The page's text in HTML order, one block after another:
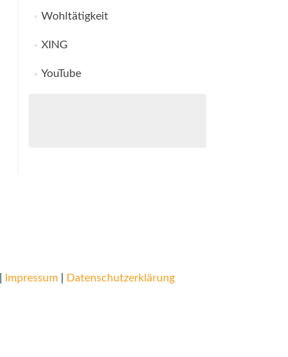
Wohltätigkeit
XING
YouTube
Impressum|
Datenschutzerklärung